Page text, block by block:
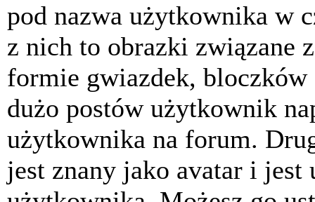
pod nazwa użytkownika w
z nich to obrazki związane
formie gwiazdek,
dużo postów użytkownik
użytkownika na forum.
jest znany jako avatar i jest